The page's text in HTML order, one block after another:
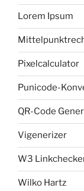
Lorem Ipsum
Pixelcalculator
Punicode-
QR-Code
Vigenerizer
W3
Wilko Hartz